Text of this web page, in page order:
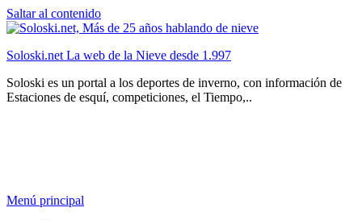
Saltar al contenido
Soloski.net La web de la Nieve desde 1.997
Soloski es un portal a los deportes de inverno, con información de
Estaciones de esquí, competiciones, el Tiempo,..
Menú principal